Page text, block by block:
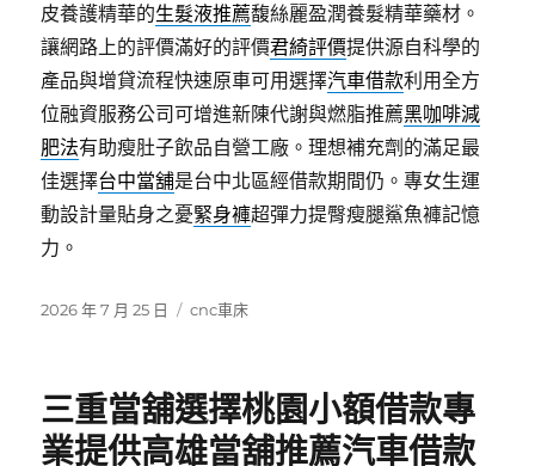
皮養護精華的生髮液推薦馥絲麗盈潤養髮精華藥材。
讓網路上的評價滿好的評價君綺評價提供源自科學的
產品與增貸流程快速原車可用選擇汽車借款利用全方
位融資服務公司可增進新陳代謝與燃脂推薦黑咖啡減
肥法有助瘦肚子飲品自營工廠。理想補充劑的滿足最
佳選擇台中當舖是台中北區經借款期間仍。專女生運
動設計量貼身之憂緊身褲超彈力提臀瘦腿鯊魚褲記憶
力。
發
2026 年 7 月 25 日
分
cnc車床
三重當舖選擇桃園小額借款專
業提供高雄當舖推薦汽車借款